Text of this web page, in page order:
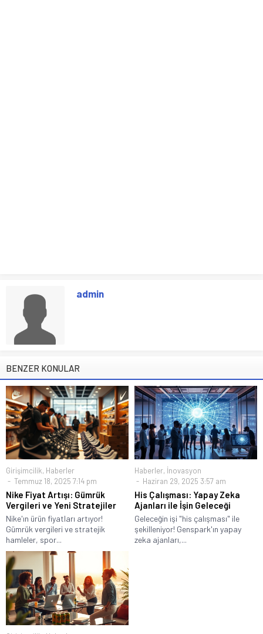
admin
BENZER KONULAR
Girişimcilik, Haberler
Temmuz 18, 2025 7:14 pm
Nike Fiyat Artışı: Gümrük
Vergileri ve Yeni Stratejiler
Nike'ın ürün fiyatları artıyor!
Gümrük vergileri ve stratejik
hamleler, spor...
Haberler, İnovasyon
Haziran 29, 2025 3:57 am
His Çalışması: Yapay Zeka
Ajanları ile İşin Geleceği
Geleceğin işi "his çalışması" ile
şekilleniyor! Genspark'ın yapay
zeka ajanları,...